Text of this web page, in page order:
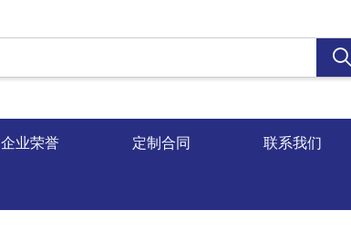
企业荣誉 定制合同 联系我们